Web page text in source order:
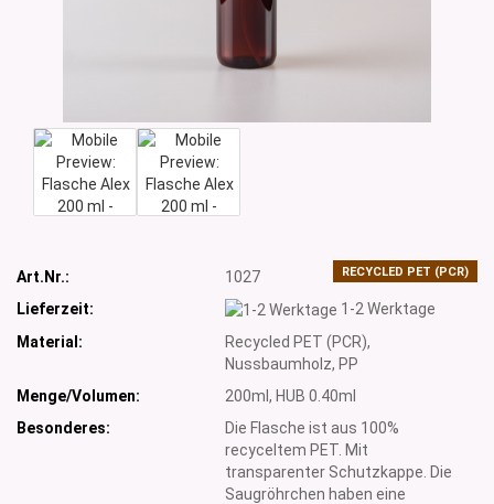
RECYCLED PET (PCR)
Art.Nr.:
1027
Lieferzeit:
1-2 Werktage
Material:
Recycled PET (PCR),
Nussbaumholz, PP
Menge/Volumen:
200ml, HUB 0.40ml
Besonderes:
Die Flasche ist aus 100%
recyceltem PET. Mit
transparenter Schutzkappe. Die
Saugröhrchen haben eine